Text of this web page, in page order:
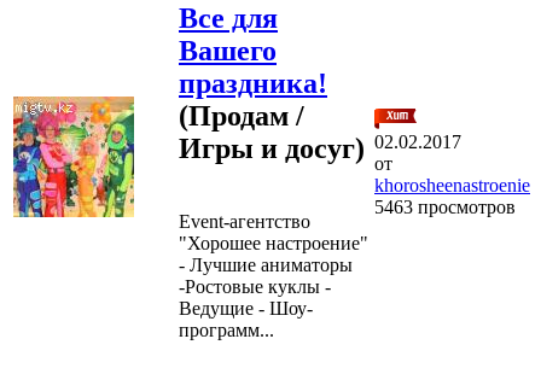
Все для
Вашего
праздника!
(Продам /
Игры и досуг)
Event-агентство
"Хорошее настроение"
- Лучшие аниматоры
-Ростовые куклы -
Ведущие - Шоу-
программ...
02.02.2017
от
khorosheenastroenie
5463 просмотров